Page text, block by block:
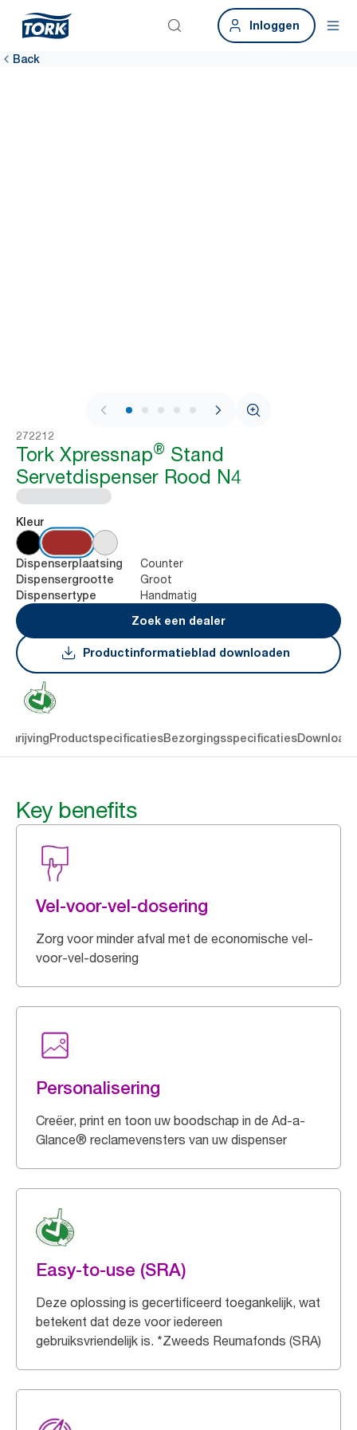
Inloggen
Back
1 / 8
272212
Tork Xpressnap® Stand
Servetdispenser Rood N4
Kleur
Dispenserplaatsing Counter
Dispensergrootte Groot
Dispensertype
Handmatig
Zoek een dealer
Productinformatieblad downloaden
ProductspecificatiesBezorgingsspecificaties
Key benefits
Vel-voor-vel-dosering
Zorg voor minder afval met de economische vel-
voor-vel-dosering
Personalisering
Creëer, print en toon uw boodschap in de Ad-a-
Glance® reclamevensters van uw dispenser
Easy-to-use (SRA)
Deze oplossing is gecertificeerd toegankelijk, wat
betekent dat deze voor iedereen
gebruiksvriendelijk is. *Zweeds Reumafonds (SRA)